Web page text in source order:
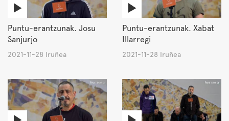
Puntu-erantzunak. Josu
Sanjurjo
2021-11-28 Iruñea
Puntu-erantzunak. Xabat
Illarregi
2021-11-28 Iruñea